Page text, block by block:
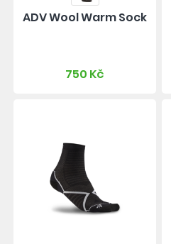
ADV Wool Warm Sock
750 Kč